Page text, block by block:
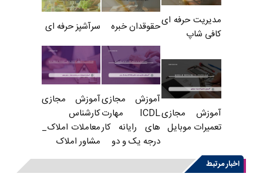
مدیریت حرفه ای
کافی شاپ
حقوقدان خبره سرآشپز حرفه ای
آموزش مجازی
تعمیرات موبایل
آموزش مجازی
ICDL مهارت
های رایانه کار
درجه یک و دو
آموزش مجازی
کارشناس
معاملات املاک_
مشاور املاک
اخبار مرتبط